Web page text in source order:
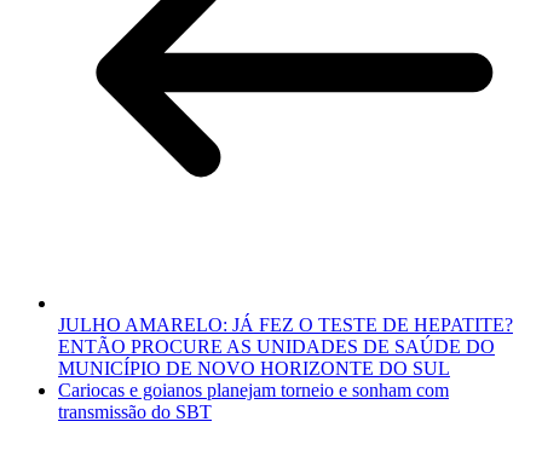
JULHO AMARELO: JÁ FEZ O TESTE DE HEPATITE?
ENTÃO PROCURE AS UNIDADES DE SAÚDE DO
MUNICÍPIO DE NOVO HORIZONTE DO SUL
Cariocas e goianos planejam torneio e sonham com
transmissão do SBT